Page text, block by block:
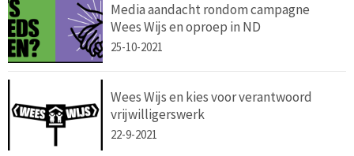
Media aandacht rondom campagne
Wees Wijs en oproep in ND
25-10-2021
Wees Wijs en kies voor verantwoord
vrijwilligerswerk
22-9-2021